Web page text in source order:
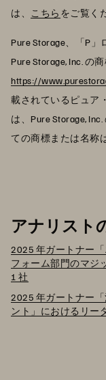
は、
こちら をご覧く
Pure Storage、「P
Pure Storage, Inc. の
https://
載されているピュア
は、Pure Storage,
ての商標または名称
アナリスト
2025 年ガートナー
フォーム部門のマジ
1 社
2025 年ガートナー
ント」におけるリー